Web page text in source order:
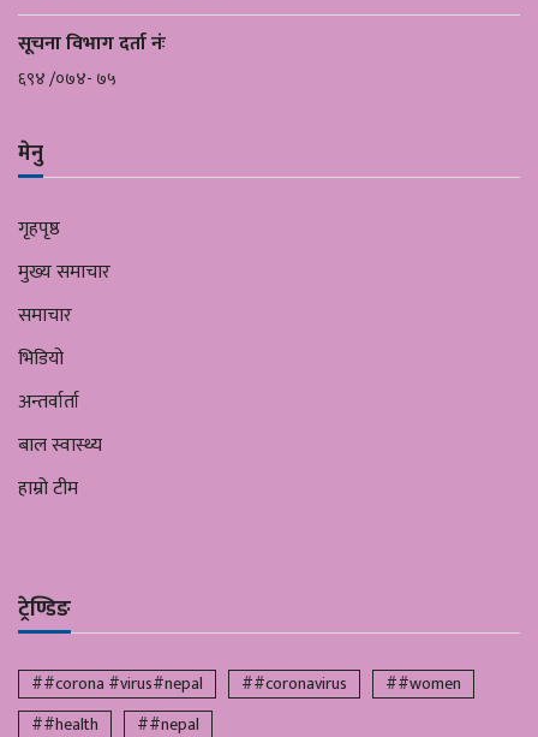
सूचना विभाग दर्ता नंः
६९४ /०७४- ७५
मेनु
गृहपृष्ठ
मुख्य समाचार
समाचार
भिडियो
अन्तर्वार्ता
बाल स्वास्थ्य
हाम्रो टीम
ट्रेण्डिङ
##corona #virus#nepal ##coronavirus
##women
##health
##nepal